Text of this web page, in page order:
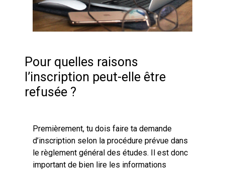
Pour quelles raisons
l’inscription peut-elle être
refusée ?
Premièrement, tu dois faire ta demande
d’inscription selon la procédure prévue dans
le règlement général des études. Il est donc
important de bien lire les informations